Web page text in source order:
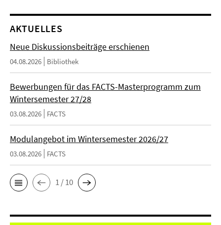
AKTUELLES
Neue Diskussionsbeiträge erschienen
04.08.2026 Bibliothek
Bewerbungen für das FACTS-Masterprogramm zum
Wintersemester 27/28
03.08.2026 FACTS
Modulangebot im Wintersemester 2026/27
03.08.2026 FACTS
1 / 10